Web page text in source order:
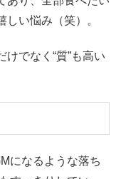
い悩み（笑）。
でなく“質”も高い
になるような落ち